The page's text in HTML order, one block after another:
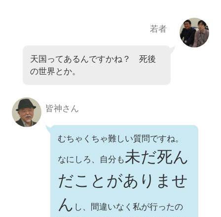
若者
天国ってあるんですかね？ 死後
の世界とか。
皆神さん
むちゃくちゃ難しい質問ですね。
なにしろ、自分も未だ死ん
だことがありませ
ん し、間違いなく私が行ったの